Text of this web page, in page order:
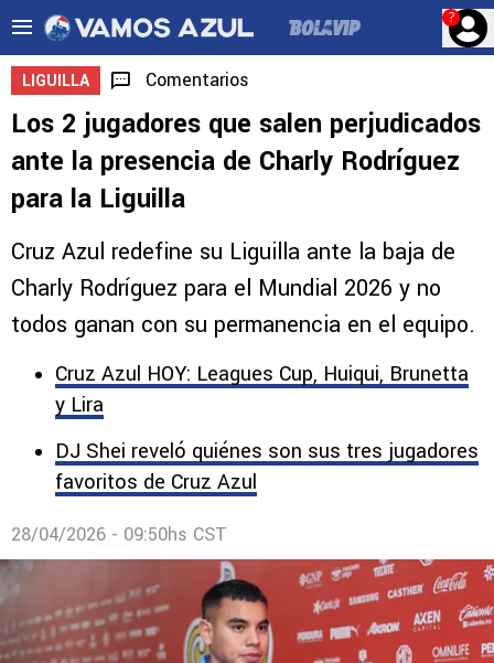
?
LIGUILLA Comentarios
Los 2 jugadores que salen perjudicados
ante la presencia de Charly Rodríguez
para la Liguilla
Cruz Azul redefine su Liguilla ante la baja de
Charly Rodríguez para el Mundial 2026 y no
todos ganan con su permanencia en el equipo.
Cruz Azul HOY: Leagues Cup, Huiqui, Brunetta
y Lira
DJ Shei reveló quiénes son sus tres jugadores
favoritos de Cruz Azul
28/04/2026 - 09:50hs CST